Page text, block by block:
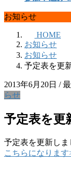
お知らせ
HOME
お知らせ
お知らせ
予定表を更
2013年6月20日 /
らせ
予定表を更
予定表を更新しま
こちらになります